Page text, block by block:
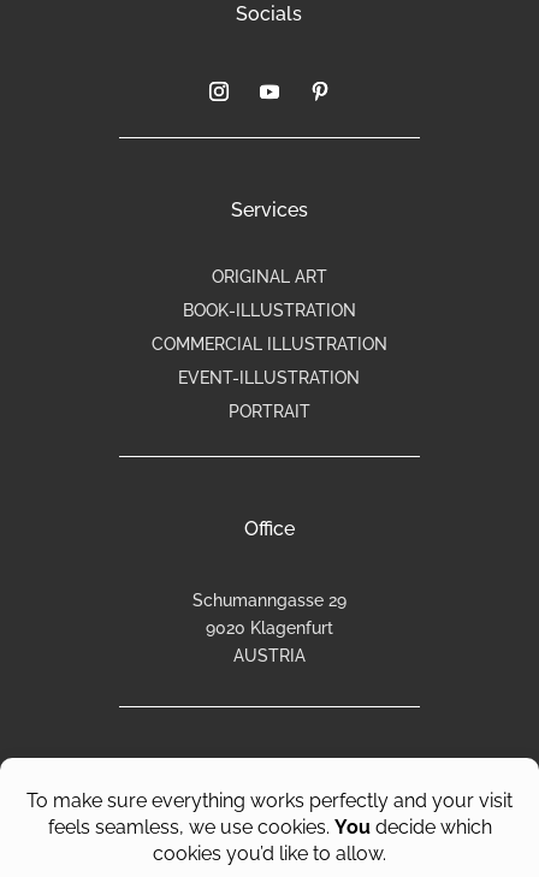
Socials
Services
ORIGINAL ART
BOOK-ILLUSTRATION
COMMERCIAL ILLUSTRATION
EVENT-ILLUSTRATION
PORTRAIT
Office
Schumanngasse 29
9020 Klagenfurt
AUSTRIA